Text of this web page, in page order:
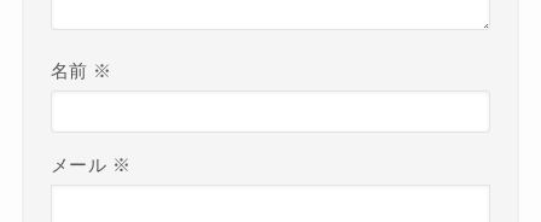
名前 ※
メール ※